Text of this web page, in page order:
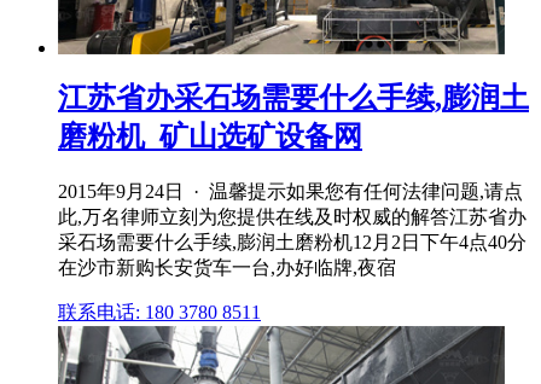
江苏省办采石场需要什么手续,膨润土
磨粉机_矿山选矿设备网
2015年9月24日 · 温馨提示如果您有任何法律问题,请点
此,万名律师立刻为您提供在线及时权威的解答江苏省办
采石场需要什么手续,膨润土磨粉机12月2日下午4点40分
在沙市新购长安货车一台,办好临牌,夜宿
联系电话: 180 3780 8511